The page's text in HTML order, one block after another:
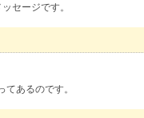
セージです。
あるのです。